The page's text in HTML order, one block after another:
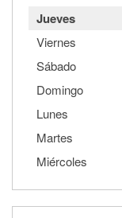
Jueves
Viernes
Sábado
Domingo
Lunes
Martes
Miércoles